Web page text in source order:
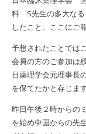
科 S先生の多大なる
したこと、ここにご
予想されたことでは
会員の方のご参加は
日薬理学会元理事長
を保てたかと存じます
昨日午後２時からの
を始め中国からの先